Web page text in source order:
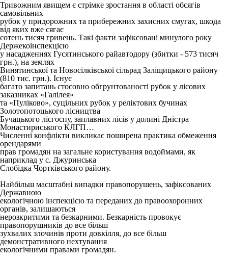
Тривожним явищем є стрімке зростання в області обсягів
самовільних
рубок у придорожних та прибережних захисних смугах, шкода
від яких вже сягає
сотень тисяч гривень. Такі факти зафіксовані минулого року
Держекоінспекцією
у насадженнях Гусятинського райавтодору (збитки - 573 тисяч
грн.), на землях
Винятинської та Новосілківської сільрад Заліщицького району
(810 тис. грн.). Існує
багато запитань стосовно обгрунтованості рубок у лісових
заказниках «Галілея»
та «Пуліково», суцільних рубок у реліктових бучинах
Золотопотоцького лісництва
Бучацького лісгоспу, заплавних лісів у долині Дністра
Монастириського КЛГП…
Численні конфлікти викликає поширена практика обмеження
орендарями
прав громадян на загальне користування водоймами, як
наприклад у с. Джуринська
Слобідка Чортківського району.
Найбільш масштабні випадки правопорушень, зафіксованих
Державною
екологічною інспекцією та переданих до правоохоронних
органів, залишаються
нерозкритими та безкарними. Безкарність провокує
правопорушників до все більш
зухвалих злочинів проти довкілля, до все більш
демонстративного нехтування
екологічними правами громадян.